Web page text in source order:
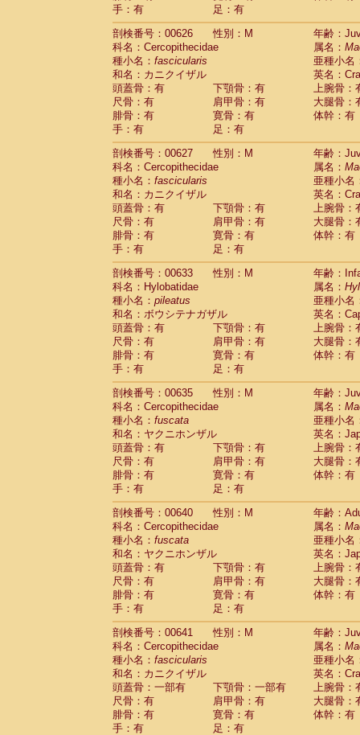
手：有
足：有
剖検番号：00626
性別：M
年齢：
科名：Cercopithecidae
属名：
種小名： fascicularis
亜種小名
和名：カニクイザル
英名：
頭蓋骨：有
下顎骨：有
上腕骨：
尺骨：有
肩甲骨：有
大腿骨：
腓骨：有
寛骨：有
体幹：有
手：有
足：有
剖検番号：00627
性別：M
年齢：
科名：Cercopithecidae
属名：
種小名： fascicularis
亜種小名
和名：カニクイザル
英名：
頭蓋骨：有
下顎骨：有
上腕骨：
尺骨：有
肩甲骨：有
大腿骨：
腓骨：有
寛骨：有
体幹：有
手：有
足：有
剖検番号：00633
性別：M
年齢：
科名：Hylobatidae
属名：
種小名： pileatus
亜種小名
和名：ボウシテナガザル
英名：
頭蓋骨：有
下顎骨：有
上腕骨：
尺骨：有
肩甲骨：有
大腿骨：
腓骨：有
寛骨：有
体幹：有
手：有
足：有
剖検番号：00635
性別：M
年齢：
科名：Cercopithecidae
属名：
種小名： fuscata
亜種小名
和名：ヤクニホンザル
英名：
頭蓋骨：有
下顎骨：有
上腕骨：
尺骨：有
肩甲骨：有
大腿骨：
腓骨：有
寛骨：有
体幹：有
手：有
足：有
剖検番号：00640
性別：M
年齢：
科名：Cercopithecidae
属名：
種小名： fuscata
亜種小名
和名：ヤクニホンザル
英名：
頭蓋骨：有
下顎骨：有
上腕骨：
尺骨：有
肩甲骨：有
大腿骨：
腓骨：有
寛骨：有
体幹：有
手：有
足：有
剖検番号：00641
性別：M
年齢：
科名：Cercopithecidae
属名：
種小名： fascicularis
亜種小名
和名：カニクイザル
英名：
頭蓋骨：一部有
下顎骨：一部有
上腕骨：
尺骨：有
肩甲骨：有
大腿骨：
腓骨：有
寛骨：有
体幹：有
手：有
足：有